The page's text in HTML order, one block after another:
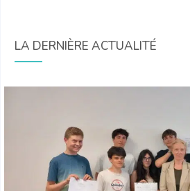
LA DERNIÈRE ACTUALITÉ